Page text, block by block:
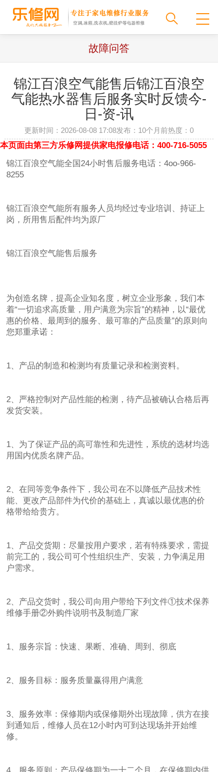
故障问答
锦江百浪空气能售后锦江百浪空
气能热水器售后服务实时反馈今-
日-资-讯
更新时间：2026-08-08 17:08发布：10个月前热度： 0
本页面由第三方乐修网提供家电报修电话：400-716-5055
锦江百浪空气能全国24小时售后服务电话：4oo-966-
8255
锦江百浪空气能所有服务人员均经过专业培训、持证上
岗，所用售后配件均为原厂
锦江百浪空气能售后服务
为创造名牌，提高企业知名度，树立企业形象，我们本
着“一切追求高质量，用户满意为宗旨”的精神，以“最优
惠的价格、最周到的服务、最可靠的产品质量”的原则向
您郑重承诺：
1、产品的制造和检测均有质量记录和检测资料。
2、严格控制对产品性能的检测，待产品被确认合格后再
发货安装。
1、为了保证产品的高可靠性和先进性，系统的选材均选
用国内优质名牌产品。
2、在同等竞争条件下，我公司在不以降低产品技术性
能、更改产品部件为代价的基础上，真诚以最优惠的价
格带给给贵方。
1、产品交货期：尽量按用户要求，若有特殊要求，需提
前完工的，我公司可个性组织生产、安装，力争满足用
户需求。
2、产品交货时，我公司向用户带给下列文件①技术保养
维修手册②外购件说明书及制造厂家
1、服务宗旨：快速、果断、准确、周到、彻底
2、服务目标：服务质量赢得用户满意
3、服务效率：保修期内或保修期外出现故障，供方在接
到通知后，维修人员在12小时内可到达现场并开始维
修。